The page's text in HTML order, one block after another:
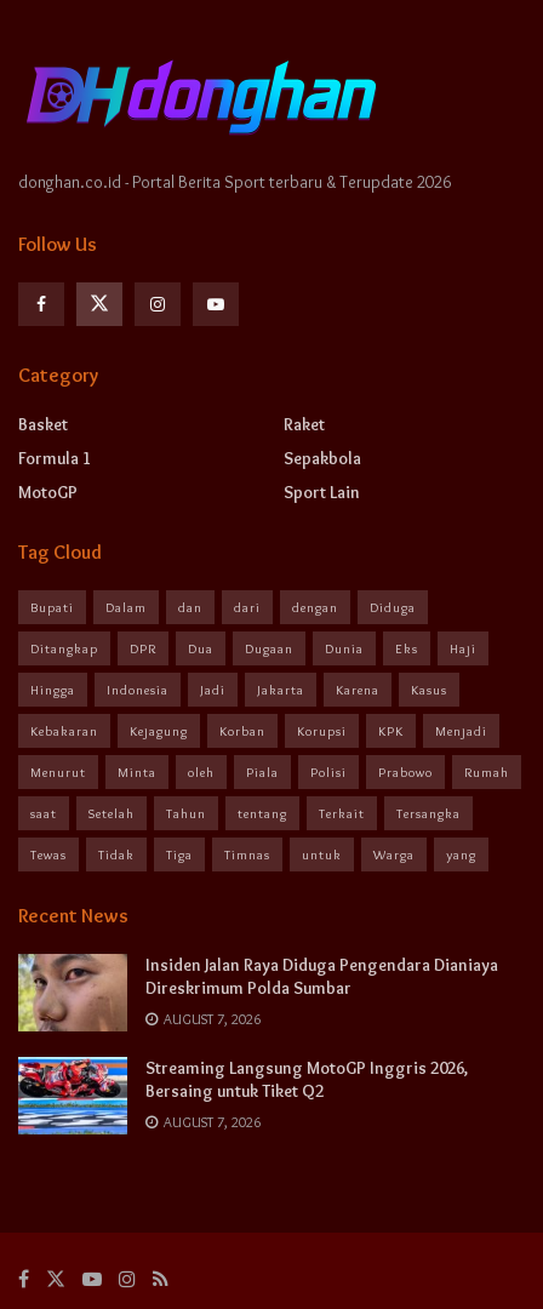
donghan.co.id - Portal Berita Sport terbaru & Terupdate 2026
Follow Us
Category
Basket
Formula 1
MotoGP
Raket
Sepakbola
Sport Lain
Tag Cloud
Bupati Dalam dan dari dengan Diduga
Ditangkap DPR Dua Dugaan Dunia Eks Haji
Hingga Indonesia Jadi Jakarta Karena Kasus
Kebakaran Kejagung Korban Korupsi KPK Menjadi
Menurut Minta oleh Piala Polisi Prabowo Rumah
saat Setelah Tahun tentang Terkait Tersangka
Tewas Tidak Tiga Timnas untuk Warga yang
Recent News
Insiden Jalan Raya Diduga Pengendara Dianiaya
Direskrimum Polda Sumbar
AUGUST 7, 2026
Streaming Langsung MotoGP Inggris 2026,
Bersaing untuk Tiket Q2
AUGUST 7, 2026